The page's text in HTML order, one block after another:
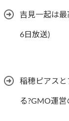
吉見一起は最
6日放送)
稲穂ピアス
る?GMO運営